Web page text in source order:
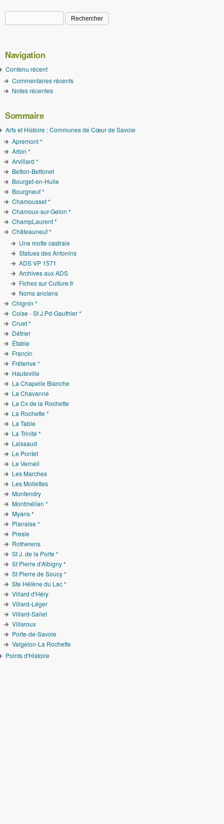
Formulaire de recherche
Navigation
Contenu récent
Commentaires récents
Notes récentes
Sommaire
Arts et Histoire : Communes de Cœur de Savoie
Apremont *
Arbin *
Arvillard *
Betton-Bettonet
Bourget-en-Huile
Bourgneuf *
Chamousset *
Chamoux-sur-Gelon *
ChampLaurent *
Châteauneuf *
Une motte castrale
Statues des Antonins
ADS VP 1571
Archives aux ADS
Fiches sur Culture.fr
Noms anciens
Chignin *
Coise - St J.Pd-Gauthier *
Cruet *
Détrier
Étable
Francin
Fréterive *
Hauteville
La Chapelle Blanche
La Chavanne
La Cx de la Rochette
La Rochette *
La Table
La Trinité *
Laissaud
Le Pontet
Le Verneil
Les Marches
Les Mollettes
Montendry
Montmélian *
Myans *
Planaise *
Presle
Rotherens
St J. de la Porte *
St Pierre d'Albigny *
St Pierre de Soucy *
Ste Hélène du Lac *
Villard d'Héry
Villard-Léger
Villard-Sallet
Villaroux
Porte-de-Savoie
Valgelon-La Rochette
Points d'Histoire